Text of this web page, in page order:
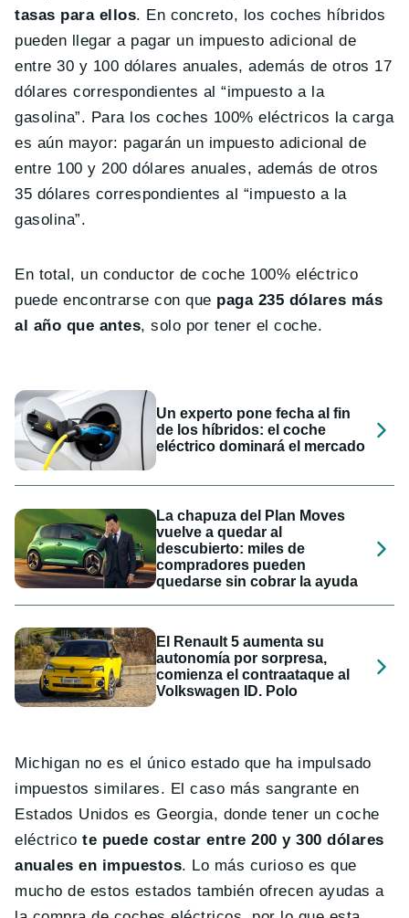
tasas para ellos. En concreto, los coches híbridos
pueden llegar a pagar un impuesto adicional de
entre 30 y 100 dólares anuales, además de otros 17
dólares correspondientes al “impuesto a la
gasolina”. Para los coches 100% eléctricos la carga
es aún mayor: pagarán un impuesto adicional de
entre 100 y 200 dólares anuales, además de otros
35 dólares correspondientes al “impuesto a la
gasolina”.
En total, un conductor de coche 100% eléctrico
puede encontrarse con que paga 235 dólares más
al año que antes, solo por tener el coche.
Un experto pone fecha al fin
de los híbridos: el coche
eléctrico dominará el mercado
La chapuza del Plan Moves
vuelve a quedar al
descubierto: miles de
compradores pueden
quedarse sin cobrar la ayuda
El Renault 5 aumenta su
autonomía por sorpresa,
comienza el contraataque al
Volkswagen ID. Polo
Michigan no es el único estado que ha impulsado
impuestos similares. El caso más sangrante en
Estados Unidos es Georgia, donde tener un coche
eléctricote puede costar entre 200 y 300 dólares
anuales en impuestos. Lo más curioso es que
mucho de estos estados también ofrecen ayudas a